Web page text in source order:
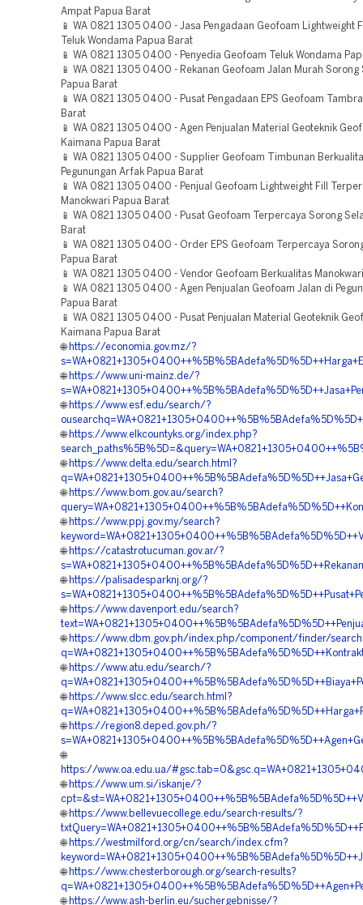
Ampat Papua Barat
📱 WA 0821 1305 0400 - Jasa Pengadaan Geofoam Lightweight
Teluk Wondama Papua Barat
📱 WA 0821 1305 0400 - Penyedia Geofoam Teluk Wondama
📱 WA 0821 1305 0400 - Rekanan Geofoam Jalan Murah Sorong
Papua Barat
📱 WA 0821 1305 0400 - Pusat Pengadaan EPS Geofoam
Barat
📱 WA 0821 1305 0400 - Agen Penjualan Material Geoteknik
Kaimana Papua Barat
📱 WA 0821 1305 0400 - Supplier Geofoam Timbunan
Pegunungan Arfak Papua Barat
📱 WA 0821 1305 0400 - Penjual Geofoam Lightweight Fill
Manokwari Papua Barat
📱 WA 0821 1305 0400 - Pusat Geofoam Terpercaya Sorong
Barat
📱 WA 0821 1305 0400 - Order EPS Geofoam Terpercaya
Papua Barat
📱 WA 0821 1305 0400 - Vendor Geofoam Berkualitas
📱 WA 0821 1305 0400 - Agen Penjualan Geofoam Jalan di
Papua Barat
📱 WA 0821 1305 0400 - Pusat Penjualan Material Geoteknik
Kaimana Papua Barat
🌐 https://economia.gov.mz/?
🌐 https://www.uni-mainz.de/?
🌐 https://www.esf.edu/search/?
🌐 https://www.elkcountyks.org/index.php?
🌐 https://www.delta.edu/search.html?
🌐 https://www.bom.gov.au/search?
🌐 https://www.ppj.gov.my/search?
🌐 https://catastrotucuman.gov.ar/?
🌐 https://palisadesparknj.org/?
🌐 https://www.davenport.edu/search?
🌐 https://www.dbm.gov.ph/index.php/component/finder/
🌐 https://www.atu.edu/search/?
🌐 https://www.slcc.edu/search.html?
🌐 https://region8.deped.gov.ph/?
🌐
https://www.oa.edu.ua/
🌐 https://www.um.si/iskanje/?
🌐 https://www.bellevuecollege.edu/search-results/?
🌐 https://westmilford.org/cn/search/index.cfm?
🌐 https://www.chesterborough.org/search-results?
🌐 https://www.ash-berlin.eu/suchergebnisse/?